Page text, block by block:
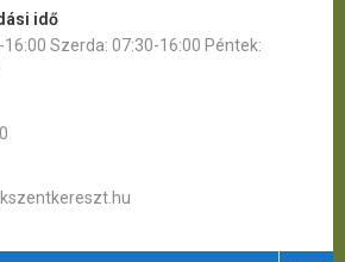
idő
Szerda: 07:30-16:00 Péntek: